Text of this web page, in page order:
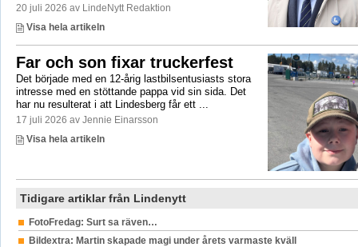
20 juli 2026 av LindeNytt Redaktion
Visa hela artikeln
Far och son fixar truckerfest
Det började med en 12-årig lastbilsentusiasts stora
intresse med en stöttande pappa vid sin sida. Det
har nu resulterat i att Lindesberg får ett ...
17 juli 2026 av Jennie Einarsson
Visa hela artikeln
Tidigare artiklar från Lindenytt
FotoFredag: Surt sa räven…
Bildextra: Martin skapade magi under årets varmaste kväll